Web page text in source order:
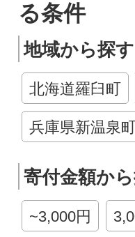
る条件
地域から探す
北海道羅臼町
兵庫県新温泉町
寄付金額か
~3,000円